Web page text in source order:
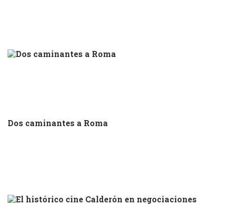
Dos caminantes a Roma